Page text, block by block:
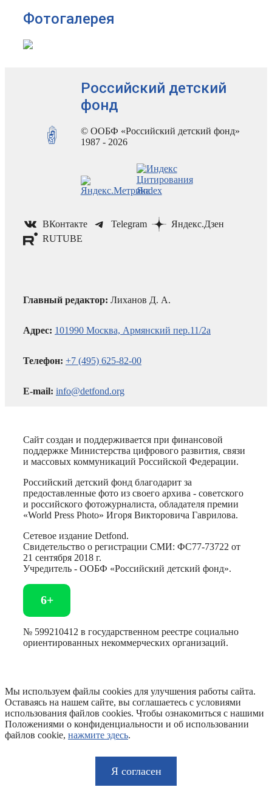
Фотогалерея
Российский детский
фонд
© ООБФ «Российский детский фонд»
1987 - 2026
ВКонтакте Telegram
Яндекс.Дзен
RUTUBE
Главный редактор: Лиханов Д. А.
Адрес: 101990 Москва, Армянский пер.11/2а
Телефон: +7 (495) 625-82-00
E-mail: info@detfond.org
Сайт создан и поддерживается при финансовой
поддержке Министерства цифрового развития, связи
и массовых коммуникаций Российской Федерации.
Российский детский фонд благодарит за
предоставленные фото из своего архива - советского
и российского фотожурналиста, обладателя премии
«World Press Photo» Игоря Викторовича Гаврилова.
Сетевое издание Detfond.
Свидетельство о регистрации СМИ: ФС77-73722 от
21 сентября 2018 г.
Учредитель - ООБФ «Российский детский фонд».
6+
№ 599210412 в государственном реестре социально
ориентированных некоммерческих организаций.
Мы используем файлы cookies для улучшения работы сайта.
Оставаясь на нашем сайте, вы соглашаетесь с условиями
использования файлов cookies. Чтобы ознакомиться с нашими
Положениями о конфиденциальности и об использовании
файлов cookie, нажмите здесь.
Я согласен